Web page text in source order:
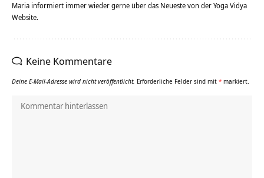
Maria informiert immer wieder gerne über das Neueste von der Yoga Vidya
Website.
Keine Kommentare
Deine E-Mail-Adresse wird nicht veröffentlicht. Erforderliche Felder sind mit * markiert.